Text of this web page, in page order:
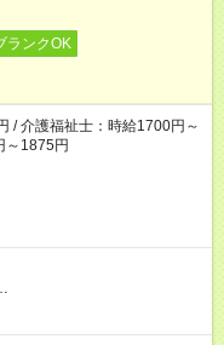
ランクOK
/ 介護福祉士：時給1700円～
～1875円